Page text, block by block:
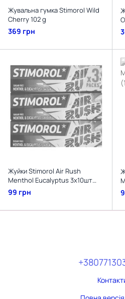
Жувальна гумка Stimorol Wild
Cherry 102 g
369 грн
Жуйки Stimorol Air Rush
Menthol Eucalyptus 3х10шт
(17.02.2025)
99 грн